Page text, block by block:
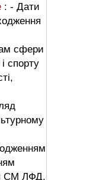
: - Дати
сфери
спорту
СМ ЛФД.